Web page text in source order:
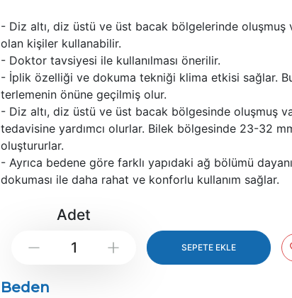
- Diz altı, diz üstü ve üst bacak bölgelerinde oluşmuş
olan kişiler kullanabilir.
- Doktor tavsiyesi ile kullanılması önerilir.
- İplik özelliği ve dokuma tekniği klima etkisi sağlar.
terlemenin önüne geçilmiş olur.
- Diz altı, diz üstü ve üst bacak bölgesinde oluşmuş
tedavisine yardımcı olurlar. Bilek bölgesinde 23-32
oluştururlar.
- Ayrıca bedene göre farklı yapıdaki ağ bölümü
dokuması ile daha rahat ve konforlu kullanım sağlar.
Adet
Down SEPETE EKLE
Beden